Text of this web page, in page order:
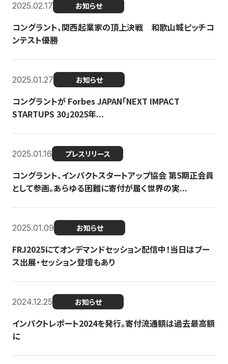
2025.02.17 お知らせ
コングラント、関西起業家の頂上決戦 和歌山城ピッチコ
ンテスト優勝
2025.01.27 お知らせ
コングラントが Forbes JAPAN「NEXT IMPACT
STARTUPS 30」2025年...
2025.01.16 プレスリリース
コングラント、インパクトスタートアップ協会 第5期正会員
として参画。あらゆる困難に寄付が届く世界の実...
2025.01.09 お知らせ
FRJ2025にてオンデマンドセッション配信中！当日はブー
ス出展・セッション登壇もあり
2024.12.25 お知らせ
インパクトレポート2024を発行。寄付流通額は過去最高額
に